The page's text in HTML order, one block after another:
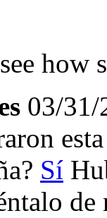
how
03/31/
Sí
de